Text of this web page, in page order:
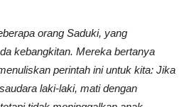
orang Saduki, yang
kebangkitan. Mereka bertanya
perintah ini untuk kita: Jika
laki-laki, mati dengan